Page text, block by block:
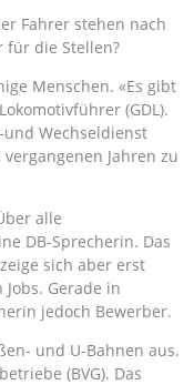
Fahrer stehen nach
für die Stellen?
Menschen. «Es gibt
(GDL).
Wechseldienst
Jahren zu
alle
DB-Sprecherin. Das
sich aber erst
Gerade in
jedoch Bewerber.
und U-Bahnen aus.
(BVG). Das